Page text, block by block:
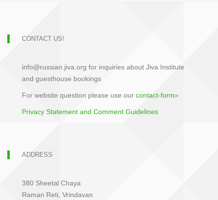
CONTACT US!
info@russian.jiva.org for inquiries about Jiva Institute
and guesthouse bookings
For website question please use our contact-form»
Privacy Statement and Comment Guidelines
ADDRESS
380 Sheetal Chaya
Raman Reti, Vrindavan